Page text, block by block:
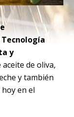
y
de oliva,
y también
en el